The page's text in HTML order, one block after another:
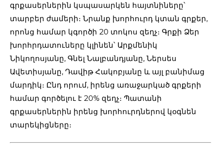
գրքասերներին կսպասարկեն հայտնիները՝
տարբեր ժամերի։ Նրանք խորհուրդ կտան գրքեր,
որոնց համար կգործի 20 տոկոս զեղչ։ Գրքի Ձեր
խորհրդատուները կլինեն՝ Արքմենիկ
Նիկողոսյանը, Գնել Նալբանդյանը, Ներսես
Ավետիսյանը, Դավիթ Հակոբյանը և այլ բանիմաց
մարդիկ։ Ընդ որում, իրենց առաջարկած գրքերի
համար գործելու է 20% զեղչ։ Պատանի
գրքասերներին իրենց խորհուրդներով կօգնեն
տարեկիցները։